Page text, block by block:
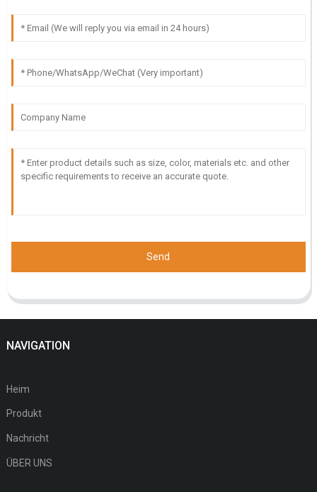
Send
NAVIGATION
Heim
Produkt
Nachricht
ÜBER UNS